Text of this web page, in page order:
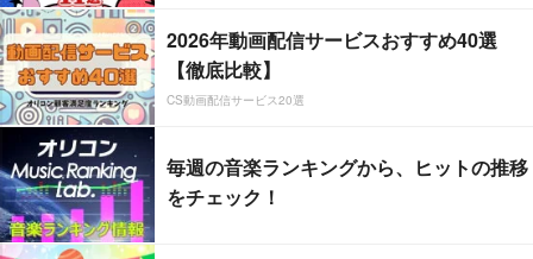
2026年動画配信サービスおすすめ40選
【徹底比較】
CS動画配信サービス20選
毎週の音楽ランキングから、ヒットの推移
をチェック！